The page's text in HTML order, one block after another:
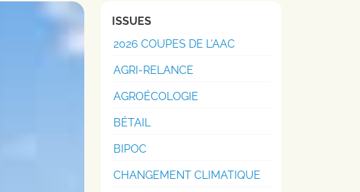
ISSUES
2026 COUPES DE L'AAC
AGRI-RELANCE
AGROÉCOLOGIE
BÉTAIL
BIPOC
CHANGEMENT CLIMATIQUE